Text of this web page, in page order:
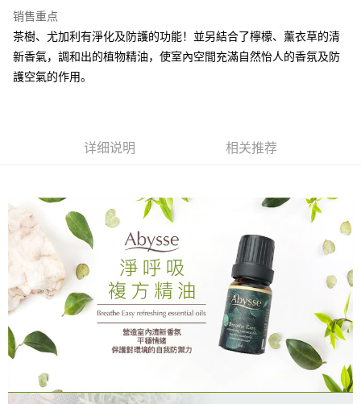
联邦商业银行
元大商业银行
永丰商业银行
台新国际商业银行
中国信托商业银行
台湾乐天信用卡公司
汇丰（台湾）商业银行
联邦商业银行
远东国际商业银行
元大商业银行
永丰商业银行
玉山商业银行
街口支付
悠遊付
全家取貨付款
每笔NT$80，满NT$2,000(含以上)免运费
付款後全家取貨
每笔NT$80，满NT$2,000(含以上)免运费
7-11取貨付款
每笔NT$80，满NT$2,000(含以上)免运费
每笔NT$80，满NT$2,000(含以上)免运费
销售重点
茶樹、尤加利有淨化及防護的功能！並另結合了檸檬、薰衣草的清
新香氣，調和出的植物精油，使室內空間充滿自然怡人的香氛及防
護空氣的作用。
详细说明 相关推荐